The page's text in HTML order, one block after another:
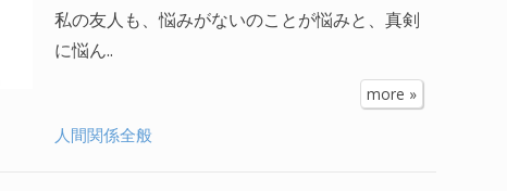
私の友人も、悩みがないのことが悩みと、真剣
に悩ん..
more »
人間関係全般